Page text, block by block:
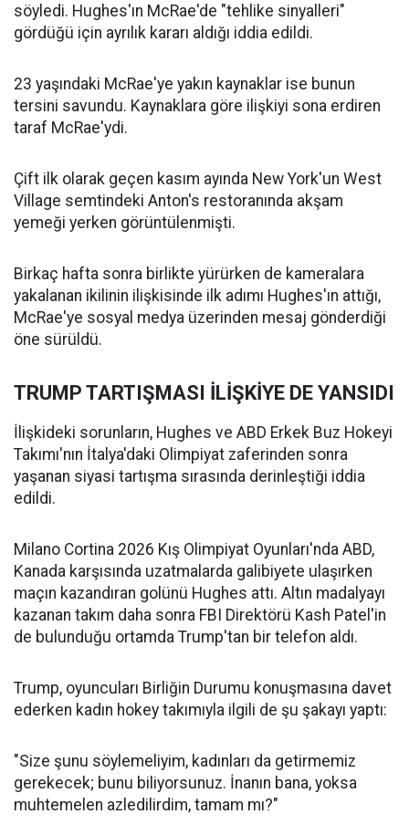
söyledi. Hughes'ın McRae'de "tehlike sinyalleri"
gördüğü için ayrılık kararı aldığı iddia edildi.
23 yaşındaki McRae'ye yakın kaynaklar ise bunun
tersini savundu. Kaynaklara göre ilişkiyi sona erdiren
taraf McRae'ydi.
Çift ilk olarak geçen kasım ayında New York'un West
Village semtindeki Anton's restoranında akşam
yemeği yerken görüntülenmişti.
Birkaç hafta sonra birlikte yürürken de kameralara
yakalanan ikilinin ilişkisinde ilk adımı Hughes'ın attığı,
McRae'ye sosyal medya üzerinden mesaj gönderdiği
öne sürüldü.
TRUMP TARTIŞMASI İLİŞKİYE DE YANSIDI
İlişkideki sorunların, Hughes ve ABD Erkek Buz Hokeyi
Takımı'nın İtalya'daki Olimpiyat zaferinden sonra
yaşanan siyasi tartışma sırasında derinleştiği iddia
edildi.
Milano Cortina 2026 Kış Olimpiyat Oyunları'nda ABD,
Kanada karşısında uzatmalarda galibiyete ulaşırken
maçın kazandıran golünü Hughes attı. Altın madalyayı
kazanan takım daha sonra FBI Direktörü Kash Patel'in
de bulunduğu ortamda Trump'tan bir telefon aldı.
Trump, oyuncuları Birliğin Durumu konuşmasına davet
ederken kadın hokey takımıyla ilgili de şu şakayı yaptı:
"Size şunu söylemeliyim, kadınları da getirmemiz
gerekecek; bunu biliyorsunuz. İnanın bana, yoksa
muhtemelen azledilirdim, tamam mı?"